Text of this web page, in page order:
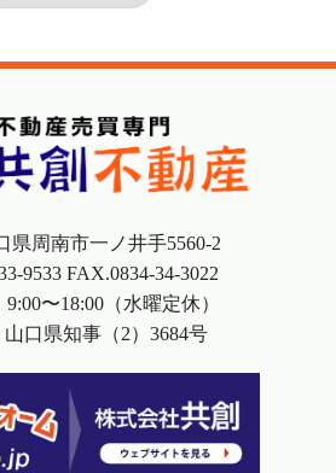
県周南市一ノ井手5560-2
9533 FAX.0834-34-3022
〜18:00（水曜定休）
口県知事（2）3684号